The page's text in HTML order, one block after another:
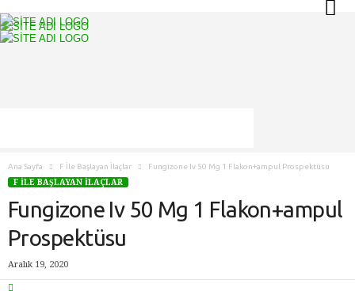
S
Ana Sayfa F İle Başlayan İlaçlar
Fungizone Iv 50 Mg 1 Flakon+ampul Prospektüsu
F İLE BAŞLAYAN İLAÇLAR
Fungizone Iv 50 Mg 1 Flakon+ampul
Prospektüsu
Aralık 19, 2020